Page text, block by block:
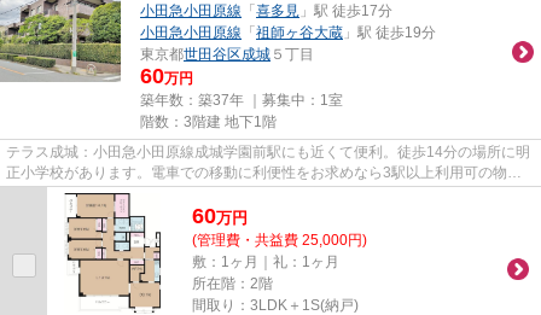
小田急小田原線 「喜多見 」駅 徒歩17分
小田急小田原線 「祖師ヶ谷大蔵 」駅 徒歩19分
東京都世田谷区成城 ５丁目
60万円
築年数：築37年 ｜募集中： 1室
階数：3階建 地下1階
テラス成城：小田急小田原線成城学園前駅にも近くて便利。徒歩14分の場所に明
正小学校があります。電車での移動に利便性をお求めなら3駅以上利用可の物件
がおすすめです。ゴミ出しを楽...
60万円
(管理費・共益費 25,000円)
敷：1ヶ月｜礼：1ヶ月
所在階：2階
間取り：3LDK＋1S(納戸)